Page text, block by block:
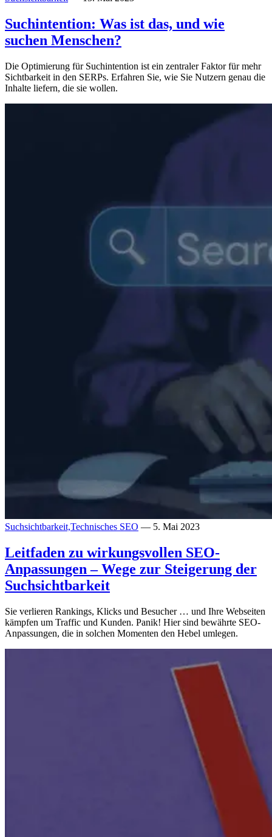
Suchintention: Was ist das, und wie
suchen Menschen?
Die Optimierung für Suchintention ist ein zentraler Faktor für mehr
Sichtbarkeit in den SERPs. Erfahren Sie, wie Sie Nutzern genau die
Inhalte liefern, die sie wollen.
Suchsichtbarkeit,Technisches SEO — 5. Mai 2023
Leitfaden zu wirkungsvollen SEO-
Anpassungen – Wege zur Steigerung der
Suchsichtbarkeit
Sie verlieren Rankings, Klicks und Besucher … und Ihre Webseiten
kämpfen um Traffic und Kunden. Panik! Hier sind bewährte SEO-
Anpassungen, die in solchen Momenten den Hebel umlegen.